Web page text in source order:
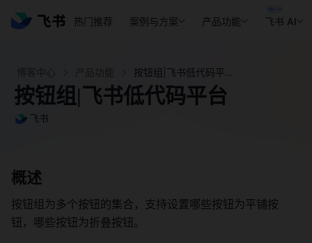
热门推荐 案例与方案 产品功能 飞书 AI
按钮组|飞书低代码平台
飞书
概述
按钮组为多个按钮的集合，支持设置哪些按钮为平铺按
钮，哪些按钮为折叠按钮。